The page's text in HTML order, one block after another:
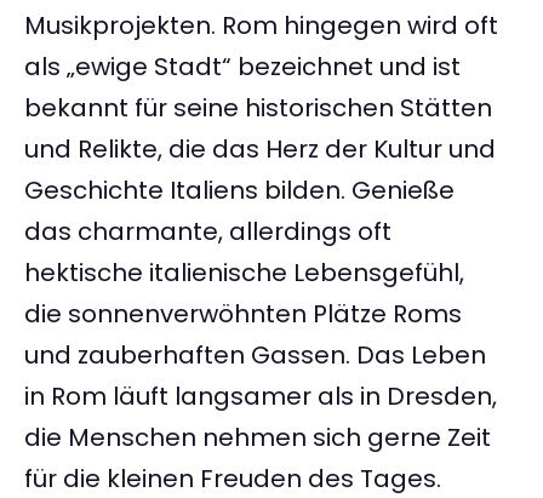
Musikprojekten. Rom hingegen wird oft
als „ewige Stadt“ bezeichnet und ist
bekannt für seine historischen Stätten
und Relikte, die das Herz der Kultur und
Geschichte Italiens bilden. Genieße
das charmante, allerdings oft
hektische italienische Lebensgefühl,
die sonnenverwöhnten Plätze Roms
und zauberhaften Gassen. Das Leben
in Rom läuft langsamer als in Dresden,
die Menschen nehmen sich gerne Zeit
für die kleinen Freuden des Tages.